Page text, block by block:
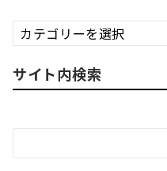
カ
テ
リ
ー
お
立
サイト内検索